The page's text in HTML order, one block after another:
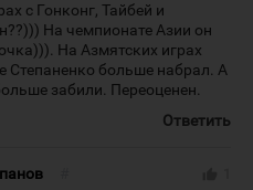
с Гонконг, Тайбей и
На чемпионате Азии он
На Азмятских играх
Степаненко больше набрал. А
забили. Переоценен.
Ответить